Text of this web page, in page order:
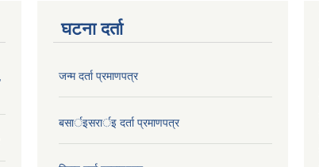
घटना दर्ता
जन्म दर्ता प्रमाणपत्र
बसार्इसरार्इ दर्ता प्रमाणपत्र